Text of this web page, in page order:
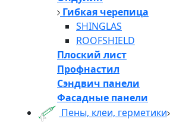
Гибкая черепица
SHINGLAS
ROOFSHIELD
Плоский лист
Профнастил
Сэндвич панели
Фасадные панели
Пены, клеи, герметики